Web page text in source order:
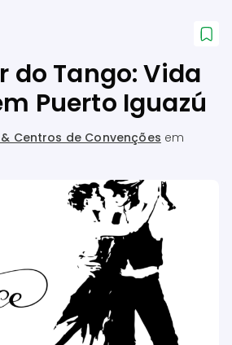
do Tango: Vida
Puerto Iguazú
Centros de Convenções em